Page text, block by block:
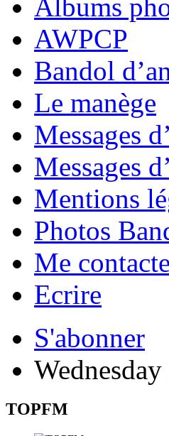
Albums
AWPCP
Bandol
Le manège
Messages
Messages
Mentions
Photos
Me
Ecrire
S'abonner
TOPFM